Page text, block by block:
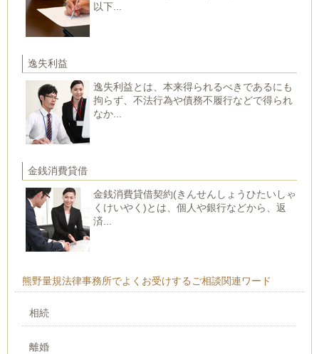
以下...
逸失利益
逸失利益とは、本来得られるべきであるにも
拘らず、不法行為や債務不履行などで得られ
なか...
金銭消費貸借
金銭消費貸借契約(きんせんしょうひたいしゃ
くけいやく)とは、個人や銀行などから、返
済...
熊野量規法律事務所でよくお受けするご相談関連ワード
相続
離婚